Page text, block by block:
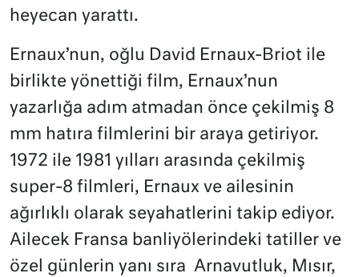
heyecan yarattı.
Ernaux’nun, oğlu David Ernaux-Briot ile
birlikte yönettiği film, Ernaux’nun
yazarlığa adım atmadan önce çekilmiş 8
mm hatıra filmlerini bir araya getiriyor.
1972 ile 1981 yılları arasında çekilmiş
super-8 filmleri, Ernaux ve ailesinin
ağırlıklı olarak seyahatlerini takip ediyor.
Ailecek Fransa banliyölerindeki tatiller ve
özel günlerin yanı sıra Arnavutluk, Mısır,